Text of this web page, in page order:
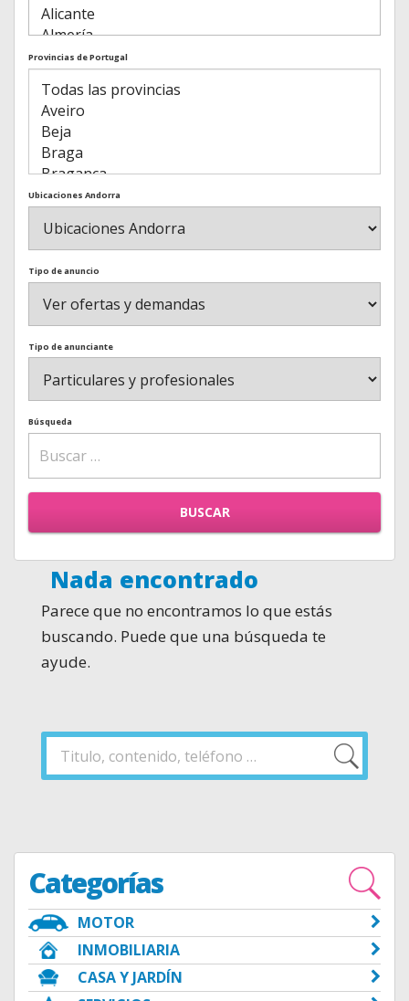
Provincias de Portugal
Ubicaciones Andorra
Tipo de anuncio
Tipo de anunciante
Búsqueda
BUSCAR
Nada encontrado
Parece que no encontramos lo que estás
buscando. Puede que una búsqueda te
ayude.
Buscar
Buscar
Categorías
MOTOR
INMOBILIARIA
CASA Y JARDÍN